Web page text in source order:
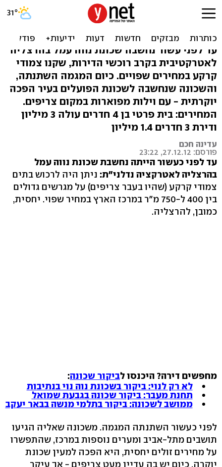
מפועלים למיליונרים: ביקור
בנווה עמל בהרצליה
עד לפני עשור נחשבה שכונת נווה עמל בהרצליה
לאטרקטיבית בקרב רוכשי הדירות, שקנו צמודי
קרקע במחירים שפויים. כיום המגמה השתנתה,
והשכונה שנחשבה לשכונת הפועלים בעיר הפכה
יוקרתית - עם וילות מפוארות במקום צריפים.
המחירים: בית פרטי בן 4 חדרים עולה 3 מיליון
ודירת 3 חדרים 1.4 מיליון
עדינה חכם
פורסם: 27.12.12, 23:22
עד לפני כעשור הייתה נחשבת שכונת נווה עמל
בהרצליה לאטרקציה נדלני"ת: ניתן היה לרכוש בתים
צמודי קרקע (שהיו בעבר צריפים) על מגרשים גדולים
בין 400 ל-750 מ"ר במרכז הארץ במחיר שפוי. יחסית,
כמובן, להרצליה.
מחפשים דירה? היכנסו לביקור שכונה:
לא רק לנוי: ביקור בשכונת נוה נוי בנתיבות
תחנת מעבר: ביקור שכונה בגבעת שמואל
ממושב לשכונה: ביקור בתלמי מנשה בבאר יעקב
לפני כעשור השתנתה המגמה. משכונה שאליה הגיעו
תושבים מתל-אביב ומערים נוספות במרכז, שהתפשרו
על מחירים זולים יחסית, היא הפכה למעין שכונת
יוקרה. כיום יש בה עדיין מעט צריפים - אך עיקר